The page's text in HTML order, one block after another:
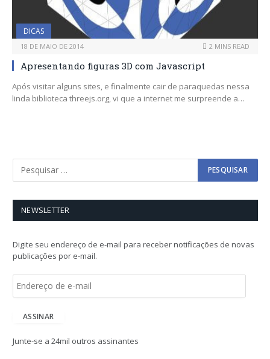
DICAS
18 DE MAIO DE 2014 2 MINS READ
Apresentando figuras 3D com Javascript
Após visitar alguns sites, e finalmente cair de paraquedas nessa
linda biblioteca threejs.org, vi que a internet me surpreende a…
NEWSLETTER
Digite seu endereço de e-mail para receber notificações de novas
publicações por e-mail.
e
ç
ASSINAR
Junte-se a 24mil outros assinantes